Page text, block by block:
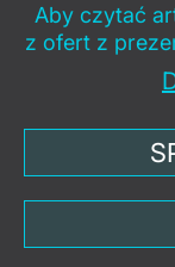
Aby czytać
z ofert z